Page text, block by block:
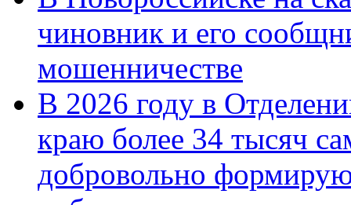
чиновник и его
мошенничестве
В 2026 году в
краю более 34 тысяч
добровольно